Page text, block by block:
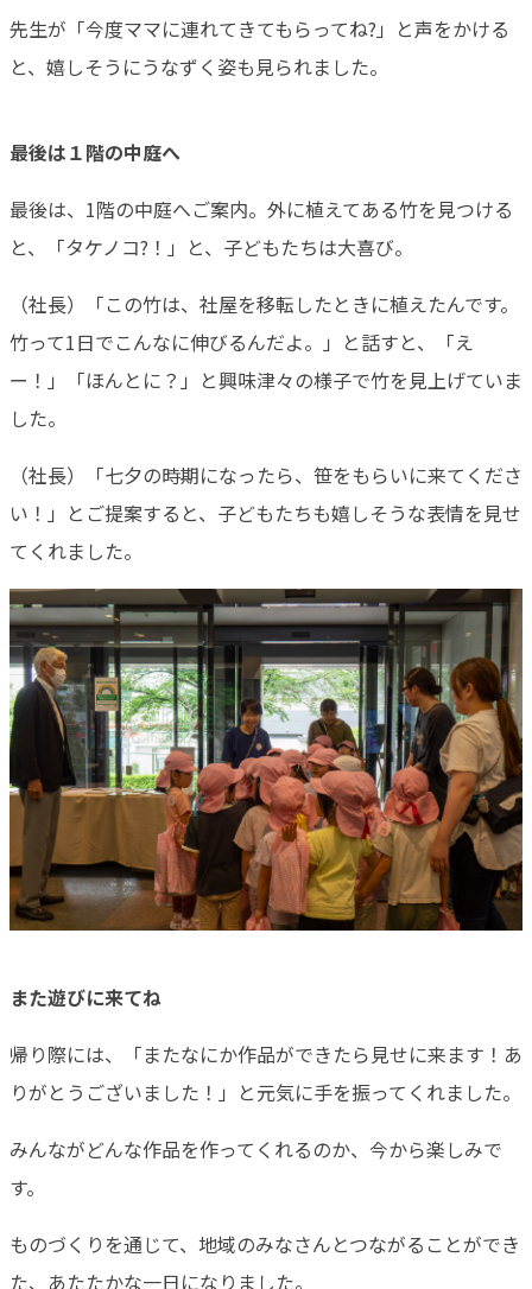
先生が「今度ママに連れてきてもらってね?」と声をかける
と、嬉しそうにうなずく姿も見られました。
最後は１階の中庭へ
最後は、1階の中庭へご案内。外に植えてある竹を見つける
と、「タケノコ?！」と、子どもたちは大喜び。
（社長）「この竹は、社屋を移転したときに植えたんです。
竹って1日でこんなに伸びるんだよ。」と話すと、「え
ー！」「ほんとに？」と興味津々の様子で竹を見上げていま
した。
（社長）「七夕の時期になったら、笹をもらいに来てくださ
い！」とご提案すると、子どもたちも嬉しそうな表情を見せ
てくれました。
また遊びに来てね
帰り際には、「またなにか作品ができたら見せに来ます！あ
りがとうございました！」と元気に手を振ってくれました。
みんながどんな作品を作ってくれるのか、今から楽しみで
す。
ものづくりを通じて、地域のみなさんとつながることができ
た、あたたかな一日になりました。